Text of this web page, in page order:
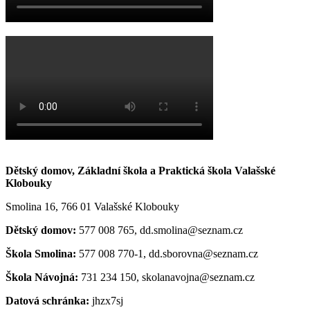
Dětský domov, Základní škola a Praktická škola Valašské
Klobouky
Smolina 16, 766 01 Valašské Klobouky
Dětský domov: 577 008 765, dd.smolina@seznam.cz
Škola Smolina: 577 008 770-1, dd.sborovna@seznam.cz
Škola Návojná: 731 234 150, skolanavojna@seznam.cz
Datová schránka: jhzx7sj